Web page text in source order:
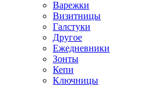
Варежки
Визитницы
Галстуки
Другое
Ежедневники
Зонты
Кепи
Ключницы